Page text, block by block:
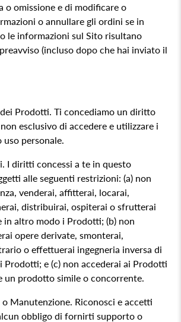
o omissione e di modificare o
o annullare gli ordini se in
le informazioni sul Sito risultano
(incluso dopo che hai inviato il
Prodotti. Ti concediamo un diritto
esclusivo di accedere e utilizzare i
personale.
I diritti concessi a te in questo
alle seguenti restrizioni: (a) non
venderai, affitterai, locarai,
distribuirai, ospiterai o sfrutterai
in altro modo i Prodotti; (b) non
opere derivate, smonterai,
o effettuerai ingegneria inversa di
Prodotti; e (c) non accederai ai Prodotti
un prodotto simile o concorrente.
Manutenzione. Riconosci e accetti
obbligo di fornirti supporto o